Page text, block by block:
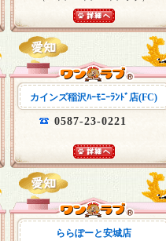
カインズ稲沢ﾊｰﾓﾆｰﾗﾝﾄﾞ店(FC)
0587-23-0221
ららぽーと安城店